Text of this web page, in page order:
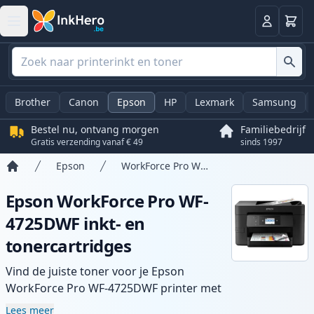
Log in
Brother Canon Epson HP Lexmark Samsung
Bestel nu, ontvang morgen
Gratis verzending vanaf € 49
Familiebedrijf
sinds 1997
Epson WorkForce Pro WF-4725DWF
Epson WorkForce Pro WF-
4725DWF inkt- en
tonercartridges
Vind de juiste toner voor je Epson
WorkForce Pro WF-4725DWF printer met
ons assortiment compatibele en high-
Lees meer